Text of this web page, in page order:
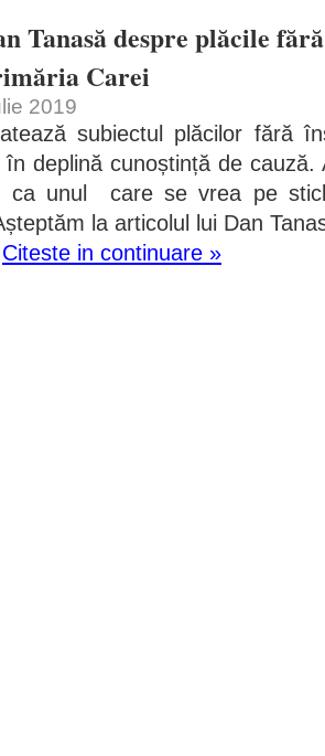
Tanasă despre plăcile
Carei
2019
subiectul plăcilor fără
în deplină cunoștință de
ca unul care se vrea pe
la articolul lui Dan
Citeste in continuare »